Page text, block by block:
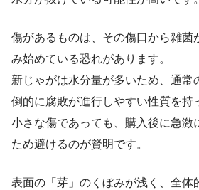
傷があるものは、その傷口から雑菌
み始めている恐れがあります。
新じゃがは水分量が多いため、通常
倒的に腐敗が進行しやすい性質を持
小さな傷であっても、購入後に急激
ため避けるのが賢明です。
表面の「芽」のくぼみが浅く、全体